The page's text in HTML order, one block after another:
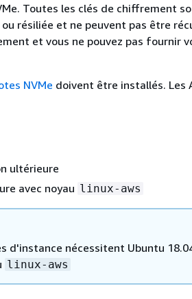
Toutes les clés de chiffrement
résiliée et ne peuvent pas être
et vous ne pouvez pas fournir
NVMe doivent être installés. Les
ultérieure
avec noyau linux-aws
d'instance nécessitent Ubuntu
linux-aws